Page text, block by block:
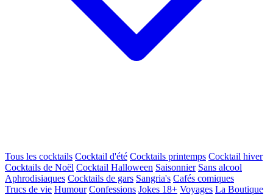
Tous les cocktails Cocktail d'été Cocktails printemps Cocktail hiver
Cocktails de Noël Cocktail Halloween Saisonnier Sans alcool
Aphrodisiaques Cocktails de gars Sangria's Cafés comiques
Trucs de vie Humour Confessions Jokes 18+ Voyages La Boutique